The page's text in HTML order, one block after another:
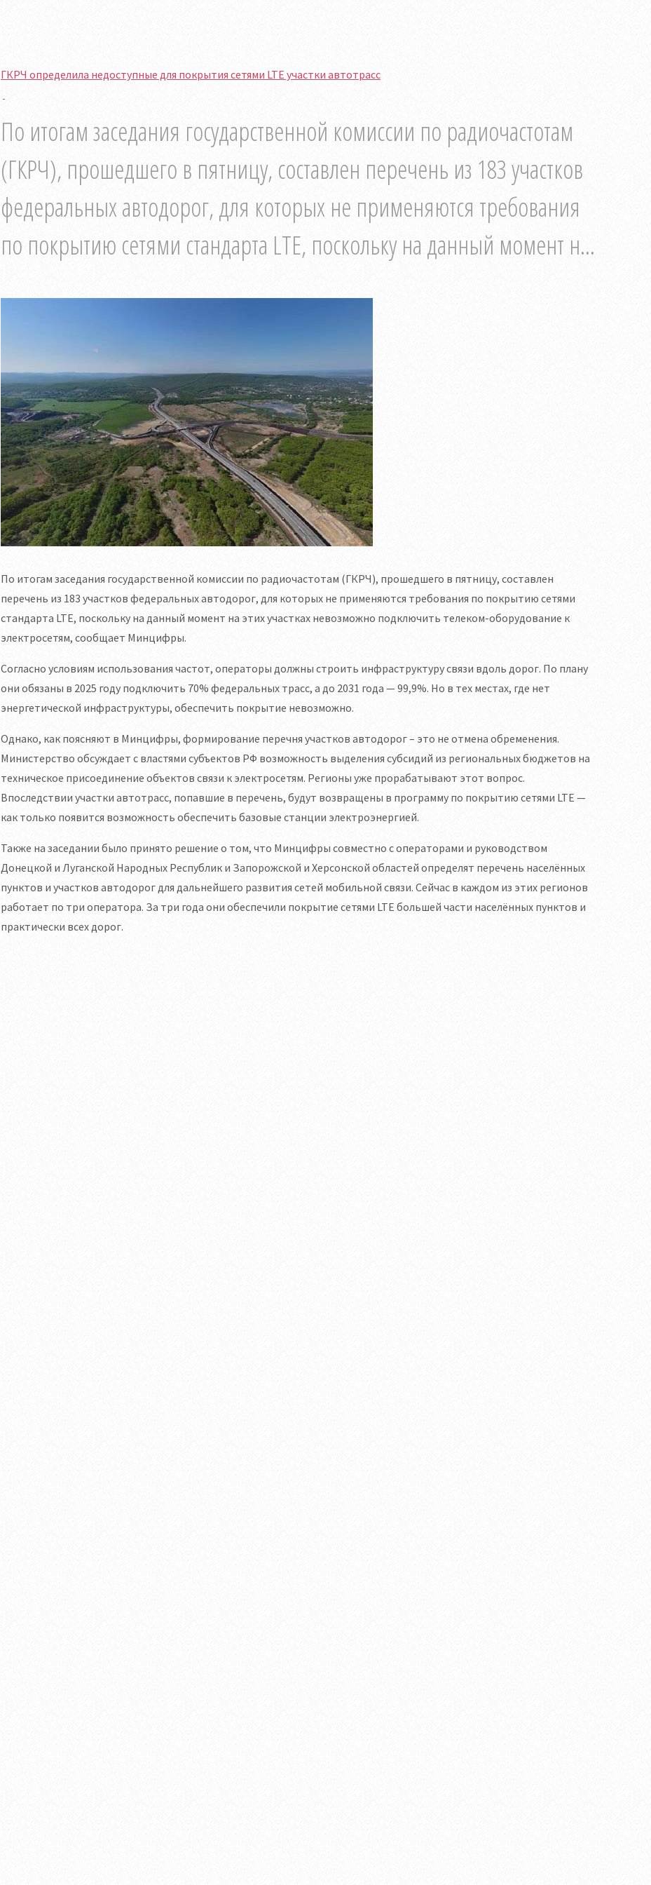
ГКРЧ определила недоступные для покрытия сетями LTE участки автотрасс
По итогам заседания государственной комиссии по радиочастотам
(ГКРЧ), прошедшего в пятницу, составлен перечень из 183 участков
федеральных автодорог, для которых не применяются требования
по покрытию сетями стандарта LTE, поскольку на данный момент н...
По итогам заседания государственной комиссии по радиочастотам (ГКРЧ), прошедшего в пятницу, составлен
перечень из 183 участков федеральных автодорог, для которых не применяются требования по покрытию сетями
стандарта LTE, поскольку на данный момент на этих участках невозможно подключить телеком-оборудование к
электросетям, сообщает Минцифры.
Согласно условиям использования частот, операторы должны строить инфраструктуру связи вдоль дорог. По плану
они обязаны в 2025 году подключить 70% федеральных трасс, а до 2031 года — 99,9%. Но в тех местах, где нет
энергетической инфраструктуры, обеспечить покрытие невозможно.
Однако, как поясняют в Минцифры, формирование перечня участков автодорог – это не отмена обременения.
Министерство обсуждает с властями субъектов РФ возможность выделения субсидий из региональных бюджетов на
техническое присоединение объектов связи к электросетям. Регионы уже прорабатывают этот вопрос.
Впоследствии участки автотрасс, попавшие в перечень, будут возвращены в программу по покрытию сетями LTE —
как только появится возможность обеспечить базовые станции электроэнергией.
Также на заседании было принято решение о том, что Минцифры совместно с операторами и руководством
Донецкой и Луганской Народных Республик и Запорожской и Херсонской областей определят перечень населённых
пунктов и участков автодорог для дальнейшего развития сетей мобильной связи. Сейчас в каждом из этих регионов
работает по три оператора. За три года они обеспечили покрытие сетями LTE большей части населённых пунктов и
практически всех дорог.